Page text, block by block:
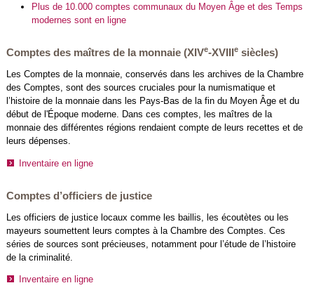
Plus de 10.000 comptes communaux du Moyen Âge et des Temps
modernes sont en ligne
Comptes des maîtres de la monnaie (XIVe-XVIIIesiècles)
Les Comptes de la monnaie, conservés dans les archives de la Chambre
des Comptes, sont des sources cruciales pour la numismatique et
l’histoire de la monnaie dans les Pays-Bas de la fin du Moyen Âge et du
début de l'Époque moderne. Dans ces comptes, les maîtres de la
monnaie des différentes régions rendaient compte de leurs recettes et de
leurs dépenses.
Inventaire en ligne
Comptes d’officiers de justice
Les officiers de justice locaux comme les baillis, les écoutètes ou les
mayeurs soumettent leurs comptes à la Chambre des Comptes. Ces
séries de sources sont précieuses, notamment pour l’étude de l’histoire
de la criminalité.
Inventaire en ligne